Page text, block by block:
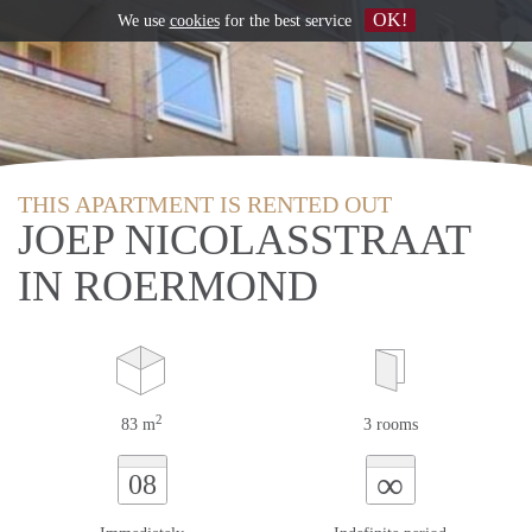
THIS APARTMENT IS RENTED OUT
JOEP NICOLASSTRAAT
IN ROERMOND
83 m2 3 rooms
08 ∞
We use cookiesfor the best service OK!